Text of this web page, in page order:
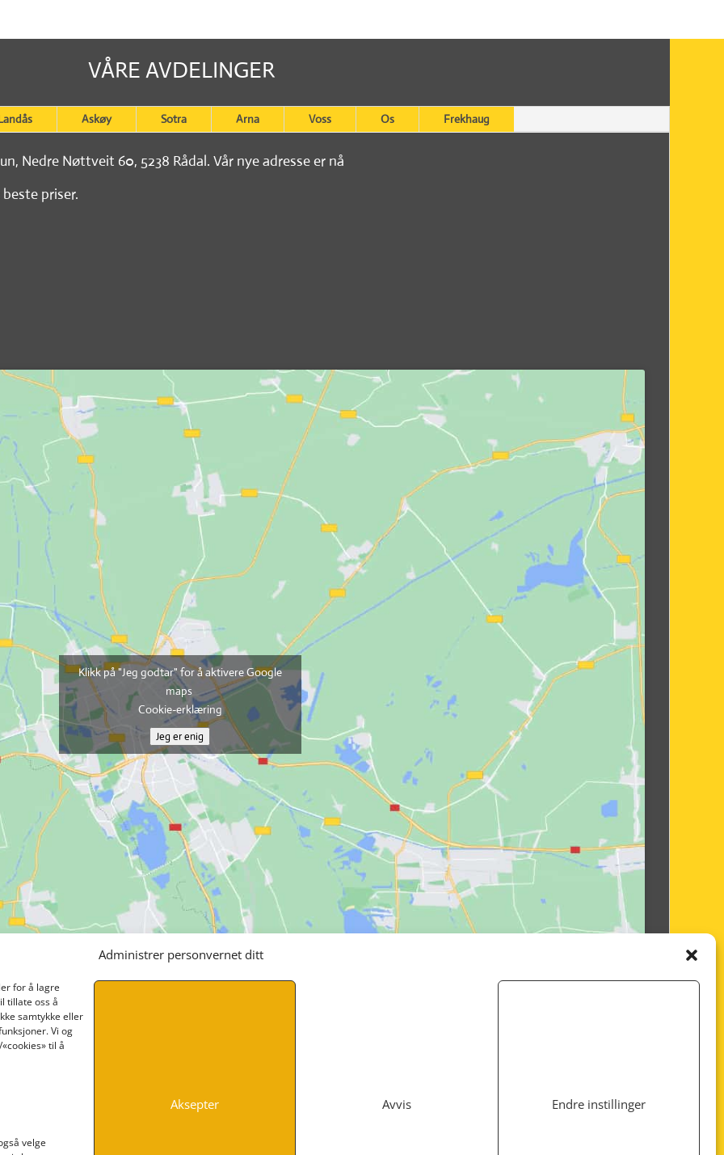
Administrer personvernet ditt
for å lagre
tillate oss å
samtykke eller
Vi og
til å
velge
Aksepter Avvis Endre instillinger
VÅRE AVDELINGER
Askøy Sotra Arna Voss Os Frekhaug
Nedre Nøttveit 60, 5238 Rådal. Vår nye adresse er nå
priser.
Klikk på "Jeg godtar" for å aktivere Google
maps
Cookie-erklæring
Jeg er enig
INFORMASJON